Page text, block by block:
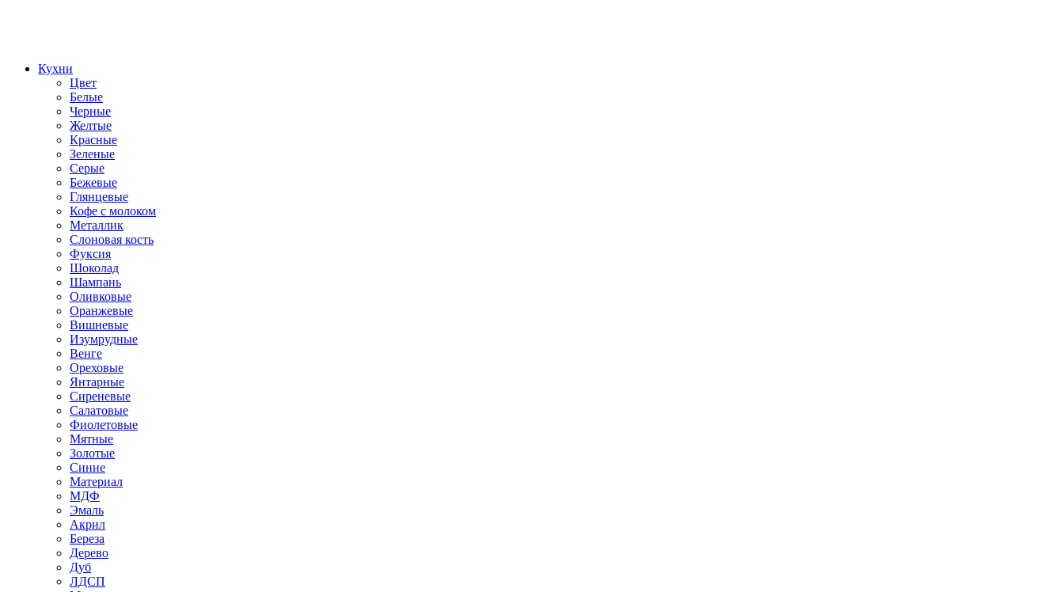
Кухни
Цвет
Белые
Черные
Желтые
Красные
Зеленые
Серые
Бежевые
Глянцевые
Кофе с молоком
Металлик
Слоновая кость
Фуксия
Шоколад
Шампань
Оливковые
Оранжевые
Вишневые
Изумрудные
Венге
Ореховые
Янтарные
Сиреневые
Салатовые
Фиолетовые
Мятные
Золотые
Синие
Материал
МДФ
Эмаль
Акрил
Береза
Дерево
Дуб
ЛДСП